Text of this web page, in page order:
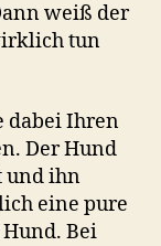
weiß der
tun
dabei Ihren
Der Hund
und ihn
eine pure
Bei